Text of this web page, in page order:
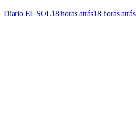
Diario EL SOL18 horas atrás18 horas atrás